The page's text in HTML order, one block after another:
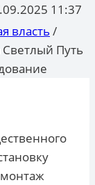
11:37
власть /
Путь